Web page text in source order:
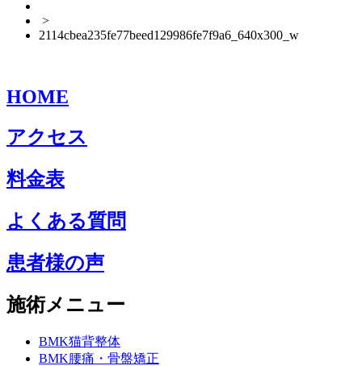
>
2114cbea235fe77beed129986fe7f9a6_640x300_w
HOME
アクセス
料金表
よくある質問
患者様の声
施術メニュー
BMK猫背整体
BMK腰痛・骨盤矯正